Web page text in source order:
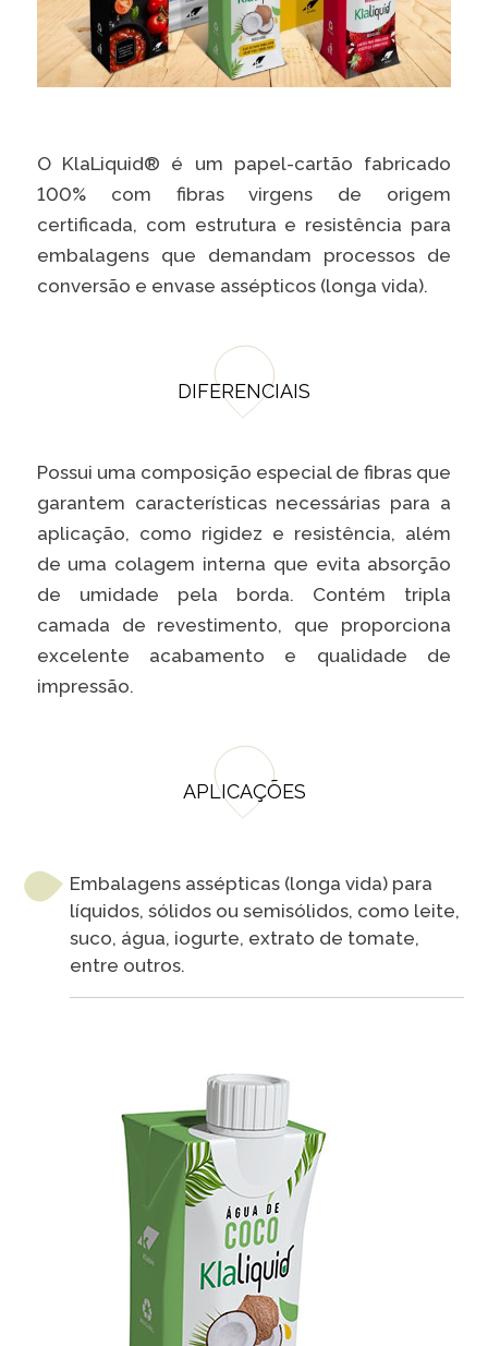
O KlaLiquid® é um papel-cartão fabricado
100% com fibras virgens de origem
certificada, com estrutura e resistência para
embalagens que demandam processos de
conversão e envase assépticos (longa vida).
DIFERENCIAIS
Possui uma composição especial de fibras que
garantem características necessárias para a
aplicação, como rigidez e resistência, além
de uma colagem interna que evita absorção
de umidade pela borda. Contém tripla
camada de revestimento, que proporciona
excelente acabamento e qualidade de
impressão.
APLICAÇÕES
Embalagens assépticas (longa vida) para
líquidos, sólidos ou semisólidos, como leite,
suco, água, iogurte, extrato de tomate,
entre outros.